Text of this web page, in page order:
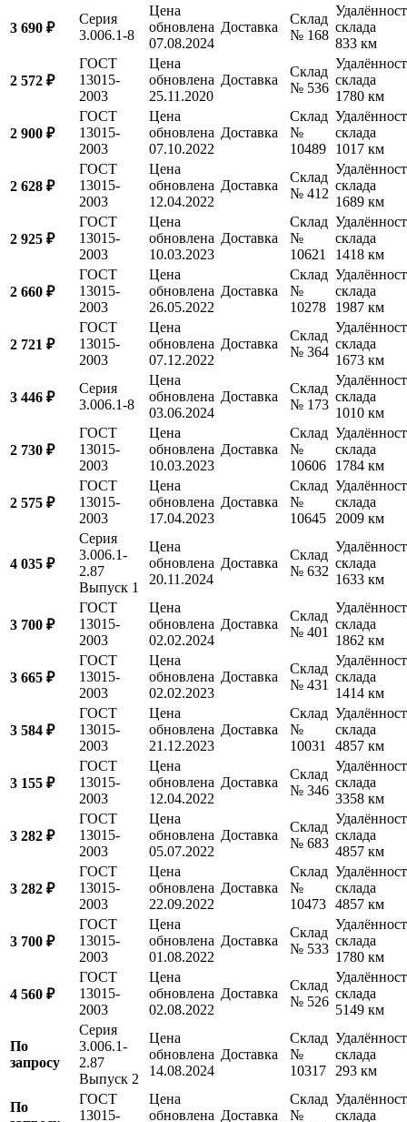
3 690 ₽
Серия
3.006.1-8
Цена
обновлена
07.08.2024
Доставка
Склад
№ 168
склада
833 км
2 572 ₽
ГОСТ
13015-
2003
Цена
обновлена
25.11.2020
Доставка
Склад
№ 536
склада
1780 км
2 900 ₽
ГОСТ
13015-
2003
Цена
обновлена
07.10.2022
Доставка
Склад
№
10489
склада
1017 км
2 628 ₽
ГОСТ
13015-
2003
Цена
обновлена
12.04.2022
Доставка
Склад
№ 412
склада
1689 км
2 925 ₽
ГОСТ
13015-
2003
Цена
обновлена
10.03.2023
Доставка
Склад
№
10621
склада
1418 км
2 660 ₽
ГОСТ
13015-
2003
Цена
обновлена
26.05.2022
Доставка
Склад
№
10278
склада
1987 км
2 721 ₽
ГОСТ
13015-
2003
Цена
обновлена
07.12.2022
Доставка
Склад
№ 364
склада
1673 км
3 446 ₽
Серия
3.006.1-8
Цена
обновлена
03.06.2024
Доставка
Склад
№ 173
склада
1010 км
2 730 ₽
ГОСТ
13015-
2003
Цена
обновлена
10.03.2023
Доставка
Склад
№
10606
склада
1784 км
2 575 ₽
ГОСТ
13015-
2003
Цена
обновлена
17.04.2023
Доставка
Склад
№
10645
склада
2009 км
4 035 ₽
Серия
3.006.1-
2.87
Выпуск 1
Цена
обновлена
20.11.2024
Доставка
Склад
№ 632
склада
1633 км
3 700 ₽
ГОСТ
13015-
2003
Цена
обновлена
02.02.2024
Доставка
Склад
№ 401
склада
1862 км
3 665 ₽
ГОСТ
13015-
2003
Цена
обновлена
02.02.2023
Доставка
Склад
№ 431
склада
1414 км
3 584 ₽
ГОСТ
13015-
2003
Цена
обновлена
21.12.2023
Доставка
Склад
№
10031
склада
4857 км
3 155 ₽
ГОСТ
13015-
2003
Цена
обновлена
12.04.2022
Доставка
Склад
№ 346
склада
3358 км
3 282 ₽
ГОСТ
13015-
2003
Цена
обновлена
05.07.2022
Доставка
Склад
№ 683
склада
4857 км
3 282 ₽
ГОСТ
13015-
2003
Цена
обновлена
22.09.2022
Доставка
Склад
№
10473
склада
4857 км
3 700 ₽
ГОСТ
13015-
2003
Цена
обновлена
01.08.2022
Доставка
Склад
№ 533
склада
1780 км
4 560 ₽
ГОСТ
13015-
2003
Цена
обновлена
02.08.2022
Доставка
Склад
№ 526
склада
5149 км
По
запросу
Серия
3.006.1-
2.87
Выпуск 2
Цена
обновлена
14.08.2024
Доставка
Склад
№
10317
склада
293 км
По
ГОСТ
13015-
Цена
обновлена Доставка
Склад
№
склада